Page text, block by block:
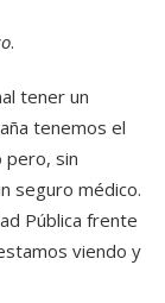
.
tener un
tenemos el
pero, sin
seguro médico.
Pública frente
viendo y